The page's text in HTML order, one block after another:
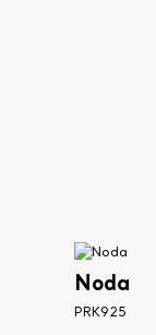
Noda
PRK925